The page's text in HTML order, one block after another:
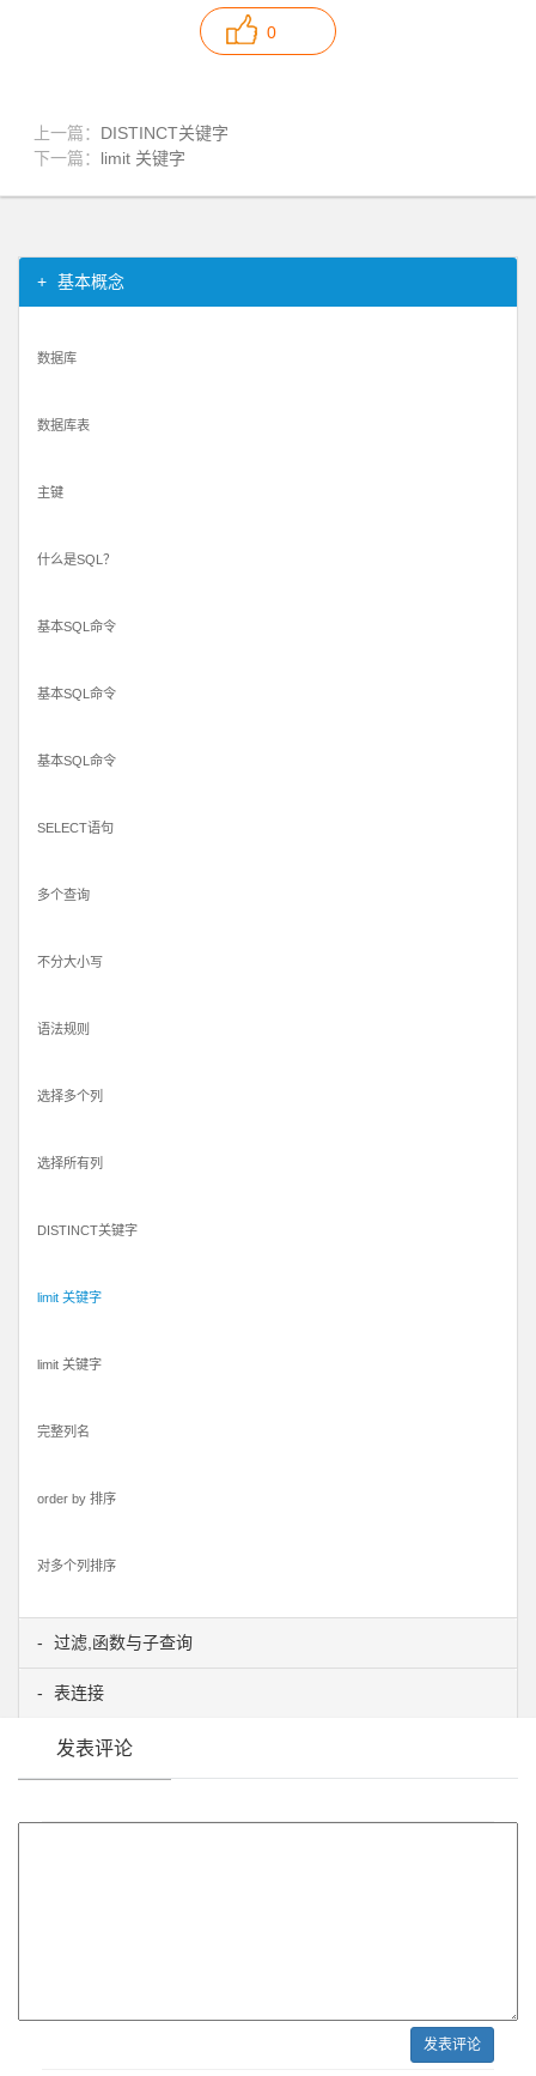
0
上一篇： DISTINCT关键字
下一篇： limit 关键字
基本概念
数据库
数据库表
主键
什么是SQL？
基本SQL命令
基本SQL命令
基本SQL命令
SELECT语句
多个查询
不分大小写
语法规则
选择多个列
选择所有列
DISTINCT关键字
limit 关键字
limit 关键字
完整列名
order by 排序
对多个列排序
过滤,函数与子查询
表连接
发表评论
发表评论